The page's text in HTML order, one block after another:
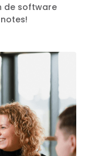
de software